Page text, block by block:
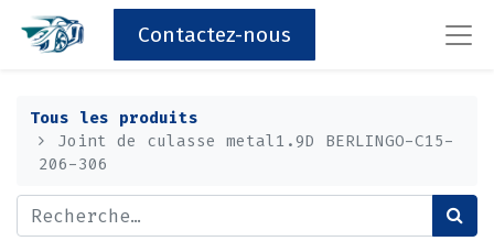
Contactez-nous
Tous les produits
Joint de culasse metal1.9D BERLINGO-C15-
206-306